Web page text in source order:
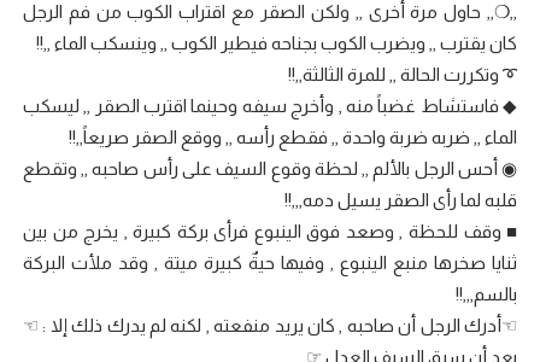
,,❍,, حاول مرة أخرى ,, ولكن الصقر مع اقتراب الكوب من فم الرجل
كان يقترب ,, ويضرب الكوب بجناحه فيطير الكوب ,, وينسكب الماء ,,!!
➰ وتكررت الحالة ,, للمرة الثالثة,,!!
◆ فاستشاط غضباً منه , وأخرج سيفه وحينما اقترب الصقر ,, ليسكب
الماء ,, ضربه ضربة واحدة ,, فقطع رأسه ,, ووقع الصقر صريعاً,,!!
◉ أحس الرجل بالألم ,, لحظة وقوع السيف على رأس صاحبه ,, وتقطع
قلبه لما رأى الصقر يسيل دمه,,,!!
■ وقف للحظة , وصعد فوق الينبوع فرأى بركة كبيرة , يخرج من بين
ثنايا صخرها منبع الينبوع , وفيها حيةٌ كبيرة ميتة , وقد ملأت البركة
بالسم,,,!!
☜أدرك الرجل أن صاحبه , كان يريد منفعته , لكنه لم يدرك ذلك إلا : ☜
بعد أن سبق السيف العدل ☞